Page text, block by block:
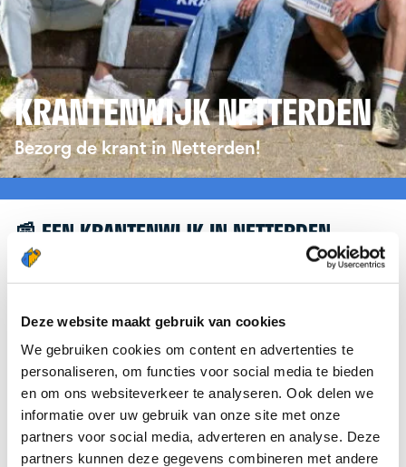
Deze website maakt gebruik van cookies
We gebruiken cookies om content en advertenties te
personaliseren, om functies voor social media te bieden
en om ons websiteverkeer te analyseren. Ook delen we
informatie over uw gebruik van onze site met onze
partners voor social media, adverteren en analyse. Deze
partners kunnen deze gegevens combineren met andere
KRANTENWIJK NETTERDEN
Bezorg de krant in Netterden!
📰 EEN KRANTENWIJK IN NETTERDEN
Leuk dat je geïnteresseerd bent in een
verwijzen we je graag door naar de website van
krantenbezorgen.nl . Daar kun je je eenvoudig
aanmelden om de krant te bezorgen in Netterden.
We hopen dat je snel aan de slag kunt en wensen
je veel succes! 🚴‍♂️💨